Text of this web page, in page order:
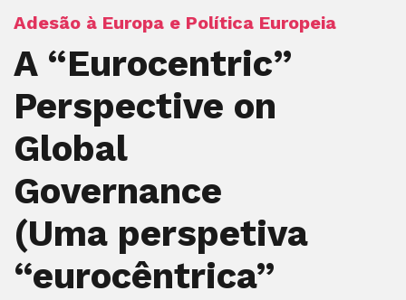
Adesão à Europa e Política Europeia
A “Eurocentric”
Perspective on
Global
Governance
(Uma perspetiva
“eurocêntrica”